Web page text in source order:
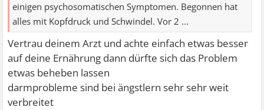
einigen psychosomatischen Symptomen. Begonnen hat
alles mit Kopfdruck und Schwindel. Vor 2 ...
Vertrau deinem Arzt und achte einfach etwas besser
auf deine Ernährung dann dürfte sich das Problem
etwas beheben lassen
darmprobleme sind bei ängstlern sehr sehr weit
verbreitet